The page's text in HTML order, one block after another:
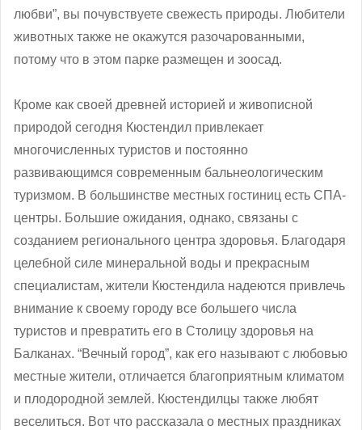
любви”, вы почувствуете свежесть природы. Любители
животных также не окажутся разочарованными,
потому что в этом парке размещен и зоосад.
Кроме как своей древней историей и живописной
природой сегодня Кюстендил привлекает
многочисленных туристов и постоянно
развивающимся современным бальнеологическим
туризмом. В большинстве местных гостиниц есть СПА-
центры. Большие ожидания, однако, связаны с
созданием регионального центра здоровья. Благодаря
целебной силе минеральной воды и прекрасным
специалистам, жители Кюстендила надеются привлечь
внимание к своему городу все большего числа
туристов и превратить его в Столицу здоровья на
Балканах. “Вечный город”, как его называют с любовью
местные жители, отличается благоприятным климатом
и плодородной землей. Кюстендилцы также любят
веселиться. Вот что рассказала о местных праздниках